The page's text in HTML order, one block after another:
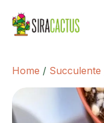
Home / Succulente